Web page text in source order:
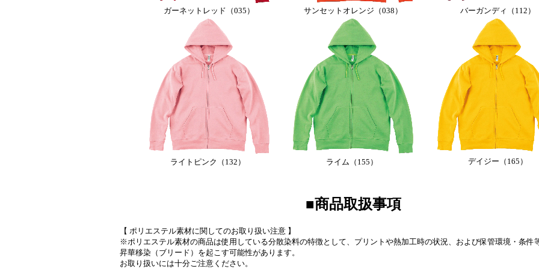
ガーネットレッド（035） サンセットオレンジ（038） バーガンディ（112）
ライトピンク（132） ライム（155） デイジー（165）
■商品取扱事項
【 ポリエステル素材に関してのお取り扱い注意 】
※ポリエステル素材の商品は使用している分散染料の特徴として、プリントや熱加工時の状況、および保管環境・条件
昇華移染（ブリード）を起こす可能性があります。
お取り扱いには十分ご注意ください。